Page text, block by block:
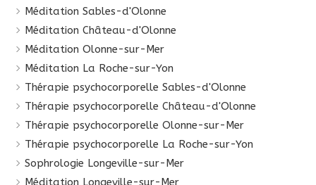
Méditation Sables-d'Olonne
Méditation Château-d'Olonne
Méditation Olonne-sur-Mer
Méditation La Roche-sur-Yon
Thérapie psychocorporelle Sables-d'Olonne
Thérapie psychocorporelle Château-d'Olonne
Thérapie psychocorporelle Olonne-sur-Mer
Thérapie psychocorporelle La Roche-sur-Yon
Sophrologie Longeville-sur-Mer
Méditation Longeville-sur-Mer